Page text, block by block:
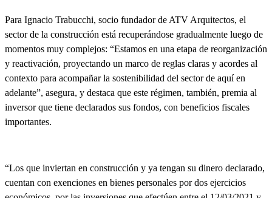
Para Ignacio Trabucchi, socio fundador de ATV Arquitectos, el
sector de la construcción está recuperándose gradualmente luego de
momentos muy complejos: “Estamos en una etapa de reorganización
y reactivación, proyectando un marco de reglas claras y acordes al
contexto para acompañar la sostenibilidad del sector de aquí en
adelante”, asegura, y destaca que este régimen, también, premia al
inversor que tiene declarados sus fondos, con beneficios fiscales
importantes.
“Los que inviertan en construcción y ya tengan su dinero declarado,
cuentan con exenciones en bienes personales por dos ejercicios